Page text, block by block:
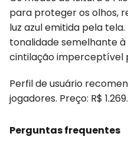
para proteger os olhos,
luz azul emitida pela
tonalidade semelhante
cintilação imperceptível
Perfil de usuário
jogadores. Preço: R$ 1.269.
Perguntas frequentes